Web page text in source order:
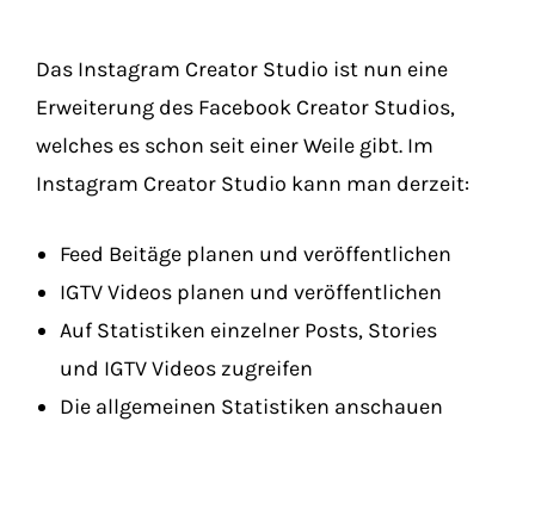
Das Instagram Creator Studio ist nun eine
Erweiterung des Facebook Creator Studios,
welches es schon seit einer Weile gibt. Im
Instagram Creator Studio kann man derzeit:
Feed Beitäge planen und veröffentlichen
IGTV Videos planen und veröffentlichen
Auf Statistiken einzelner Posts, Stories
und IGTV Videos zugreifen
Die allgemeinen Statistiken anschauen